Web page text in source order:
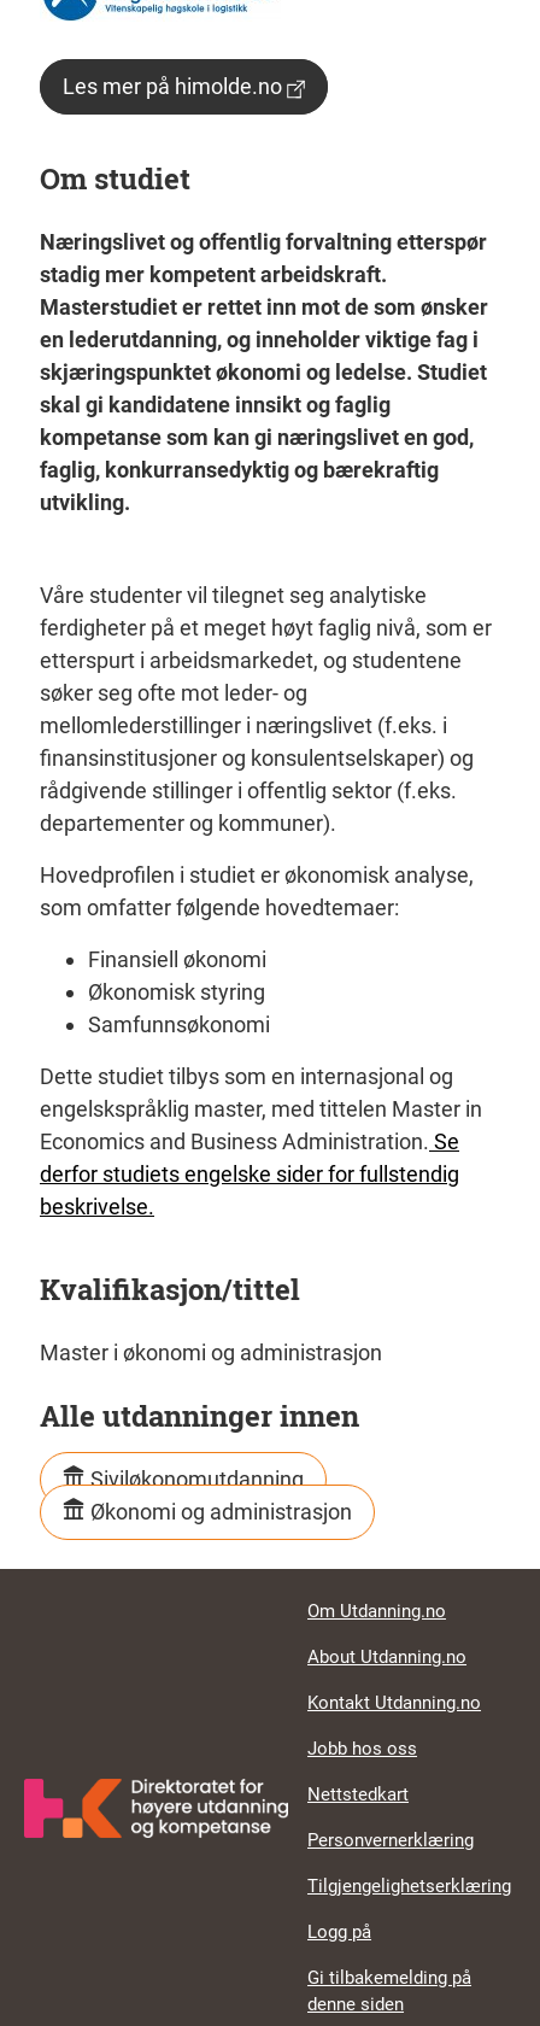
Les mer på himolde.no
Om studiet
Næringslivet og offentlig forvaltning etterspør
stadig mer kompetent arbeidskraft.
Masterstudiet er rettet inn mot de som ønsker
en lederutdanning, og inneholder viktige fag i
skjæringspunktet økonomi og ledelse. Studiet
skal gi kandidatene innsikt og faglig
kompetanse som kan gi næringslivet en god,
faglig, konkurransedyktig og bærekraftig
utvikling.
Våre studenter vil tilegnet seg analytiske
ferdigheter på et meget høyt faglig nivå, som er
etterspurt i arbeidsmarkedet, og studentene
søker seg ofte mot leder- og
mellomlederstillinger i næringslivet (f.eks. i
finansinstitusjoner og konsulentselskaper) og
rådgivende stillinger i offentlig sektor (f.eks.
departementer og kommuner).
Hovedprofilen i studiet er økonomisk analyse,
som omfatter følgende hovedtemaer:
Finansiell økonomi
Økonomisk styring
Samfunnsøkonomi
Dette studiet tilbys som en internasjonal og
engelskspråklig master, med tittelen Master in
Economics and Business Administration. Se
derfor studiets engelske sider for fullstendig
beskrivelse.
Kvalifikasjon/tittel
Master i økonomi og administrasjon
Alle utdanninger innen
Siviløkonomutdanning
Økonomi og administrasjon
Footer links
Om Utdanning.no
About Utdanning.no
Kontakt Utdanning.no
Jobb hos oss
Nettstedkart
Personvernerklæring
Tilgjengelighetserklæring
Logg på
Gi tilbakemelding på
denne siden